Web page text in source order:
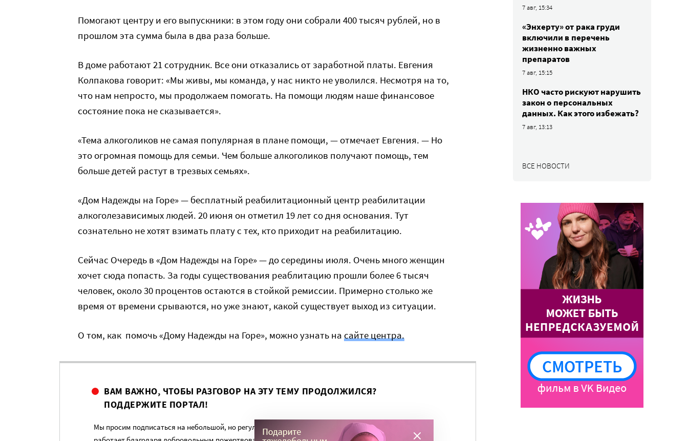
Помогают центру и его выпускники: в этом году они собрали 400 тысяч рублей, но в
прошлом эта сумма была в два раза больше.
В доме работают 21 сотрудник. Все они отказались от заработной платы. Евгения
Колпакова говорит: «Мы живы, мы команда, у нас никто не уволился. Несмотря на то,
что нам непросто, мы продолжаем помогать. На помощи людям наше финансовое
состояние пока не сказывается».
«Тема алкоголиков не самая популярная в плане помощи, — отмечает Евгения. — Но
это огромная помощь для семьи. Чем больше алкоголиков получают помощь, тем
больше детей растут в трезвых семьях».
«Дом Надежды на Горе» — бесплатный реабилитационный центр реабилитации
алкоголезависимых людей. 20 июня он отметил 19 лет со дня основания. Тут
сознательно не хотят взимать плату с тех, кто приходит на реабилитацию.
Сейчас Очередь в «Дом Надежды на Горе» — до середины июля. Очень много женщин
хочет сюда попасть. За годы существования реаблитацию прошли более 6 тысяч
человек, около 30 процентов остаются в стойкой ремиссии. Примерно столько же
время от времени срываются, но уже знают, какой существует выход из ситуации.
О том, как помочь «Дому Надежды на Горе», можно узнать на сайте центра.
ВАМ ВАЖНО, ЧТОБЫ РАЗГОВОР НА ЭТУ ТЕМУ ПРОДОЛЖИЛСЯ?
ПОДДЕРЖИТЕ ПОРТАЛ!
Мы просим подписаться на небольшой, но регулярный платеж в пользу нашего сайта. Милосердие.ru
7 авг, 15:34
«Энхерту» от рака груди
включили в перечень
жизненно важных
препаратов
7 авг, 15:15
НКО часто рискуют нарушить
закон о персональных
данных. Как этого избежать?
7 авг, 13:13
ВСЕ НОВОСТИ